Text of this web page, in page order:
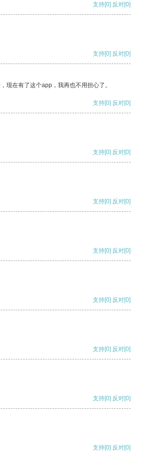
支持[0] 反对[0]
支持[0] 反对[0]
现在有了这个app，我再也不用担心了。
支持[0] 反对[0]
支持[0] 反对[0]
支持[0] 反对[0]
支持[0] 反对[0]
支持[0] 反对[0]
支持[0] 反对[0]
支持[0] 反对[0]
支持[0] 反对[0]